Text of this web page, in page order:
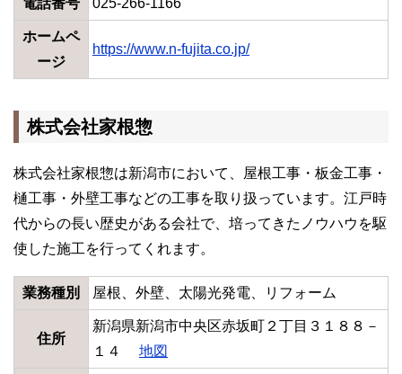
ホームペ
ージ
https://www.n-fujita.co.jp/
株式会社家根惣
株式会社家根惣は新潟市において、屋根工事・板金工事・
樋工事・外壁工事などの工事を取り扱っています。江戸時
代からの長い歴史がある会社で、培ってきたノウハウを駆
使した施工を行ってくれます。
業務種別 屋根、外壁、太陽光発電、リフォーム
住所
新潟県新潟市中央区赤坂町２丁目３１８８－
１４ 地図